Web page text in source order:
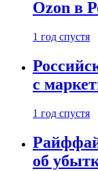
Ozon в
1 год спустя
с
1 год спустя
об